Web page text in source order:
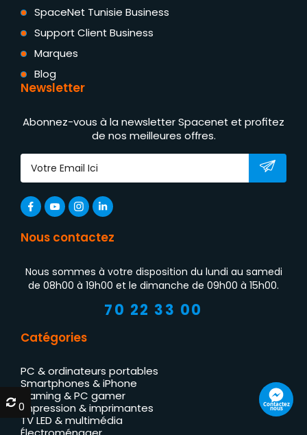
SpaceNet Tunisie Business
Support Client Business
Marques
Blog
Newsletter
Abonnez-vous à la newsletter Spacenet et profitez
de nos meilleures offres.
Nous contactez
Nous sommes à votre disposition du lundi au samedi
de 08h00 à 19h00 et le dimanche de 09h00 à 15h00.
70 22 33 00
Catégories
PC & ordinateurs portables
Smartphones & iPhone
Gaming & PC gamer
Impression & imprimantes
TV LED & multimédia
Contactez
nous
0
0